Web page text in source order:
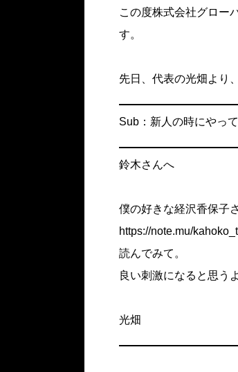
この度株式会社グロー
す。
先日、代表の光畑より
Sub：新人の時にやっ
鈴木さんへ
僕の好きな経沢香保子
https://note.mu/
読んでみて。
良い刺激になると思うよ
光畑